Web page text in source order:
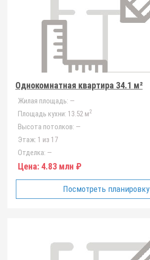
Однокомнатная квартира 34.1 м²
Жилая площадь: —
Площадь кухни: 13.52 м2
Высота потолков: —
Этаж: 1 из 17
Отделка: —
Цена: 4.83 млн ₽
Посмотреть планировку